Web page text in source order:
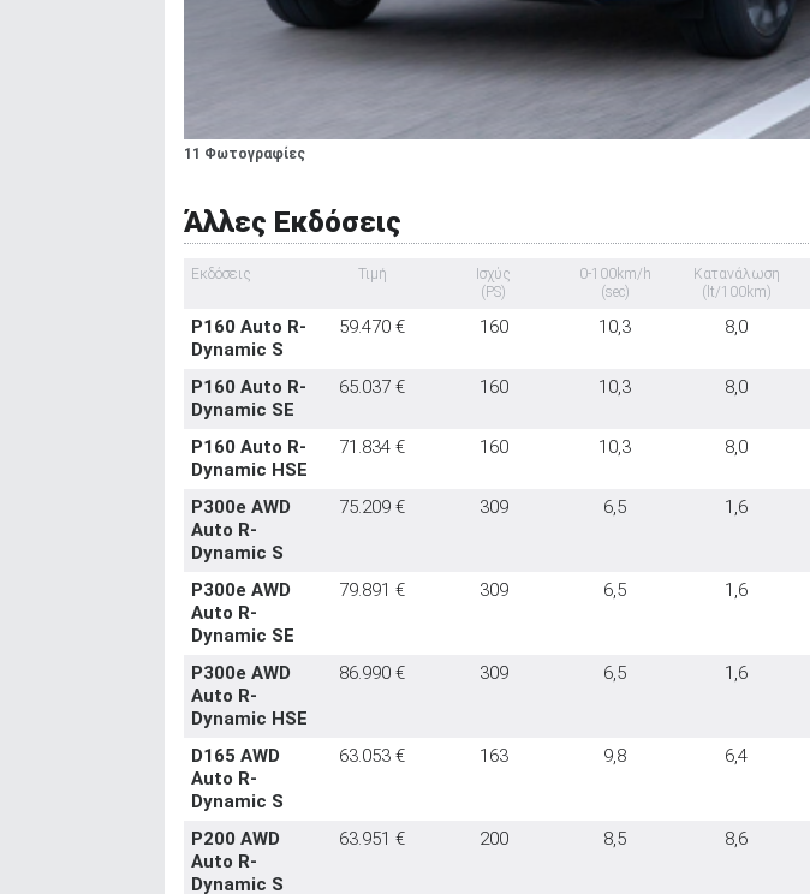
11 Φωτογραφίες
Άλλες Εκδόσεις
Εκδόσεις Τιμή
Ισχύς
(PS)
0-100km/h
(sec)
Κατανάλωση
(lt/100km)
P160 Auto R-
Dynamic S
59.470 € 160 10,3 8,0
P160 Auto R-
Dynamic SE
65.037 € 160 10,3 8,0
P160 Auto R-
Dynamic HSE
71.834 € 160 10,3 8,0
P300e AWD
Auto R-
Dynamic S
75.209 € 309 6,5 1,6
P300e AWD
Auto R-
Dynamic SE
79.891 € 309 6,5 1,6
P300e AWD
Auto R-
Dynamic HSE
86.990 € 309 6,5 1,6
D165 AWD
Auto R-
Dynamic S
63.053 € 163 9,8 6,4
P200 AWD
Auto R-
Dynamic S
63.951 € 200 8,5 8,6